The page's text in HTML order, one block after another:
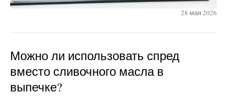
28 мая 2026
Можно ли использовать спред
вместо сливочного масла в
выпечке?